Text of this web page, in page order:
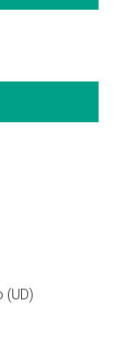
(UD)